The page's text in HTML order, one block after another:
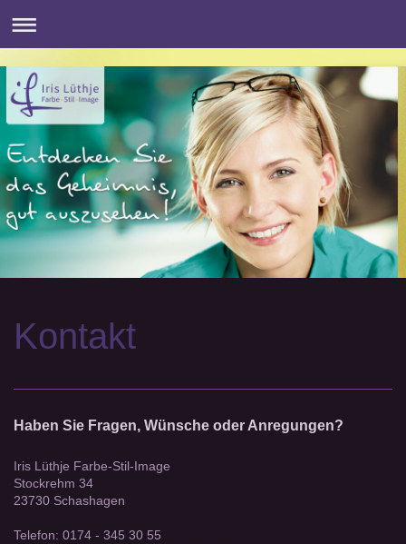
Kontakt
Haben Sie Fragen, Wünsche oder Anregungen?
Iris Lüthje Farbe-Stil-Image
Stockrehm 34
23730 Schashagen
Telefon: 0174 - 345 30 55​